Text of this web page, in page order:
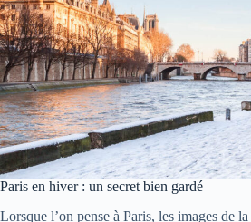
Paris en hiver : un secret bien gardé
Lorsque l’on pense à Paris, les images de la